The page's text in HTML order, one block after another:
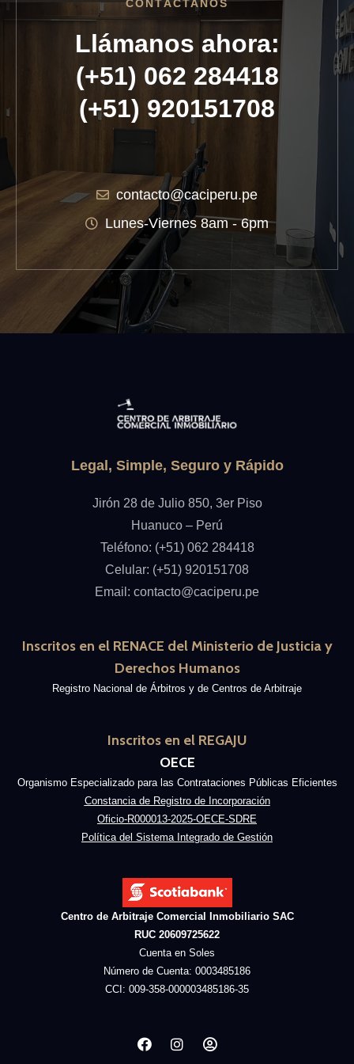
CONTÁCTANOS
Llámanos ahora:
(+51) 062 284418
(+51) 920151708
contacto@caciperu.pe
Lunes-Viernes 8am - 6pm
Legal, Simple, Seguro y Rápido
Jirón 28 de Julio 850, 3er Piso
Huanuco – Perú
Teléfono: (+51) 062 284418
Celular: (+51) 920151708
Email: contacto@caciperu.pe
Inscritos en el RENACE del Ministerio de Justicia y
Derechos Humanos
Registro Nacional de Árbitros y de Centros de Arbitraje
Inscritos en el REGAJU
OECE
Organismo Especializado para las Contrataciones Públicas Eficientes
Constancia de Registro de Incorporación
Oficio-R000013-2025-OECE-SDRE
Política del Sistema Integrado de Gestión
Centro de Arbitraje Comercial Inmobiliario SAC
RUC 20609725622
Cuenta en Soles
Número de Cuenta: 0003485186
CCI: 009-358-000003485186-35